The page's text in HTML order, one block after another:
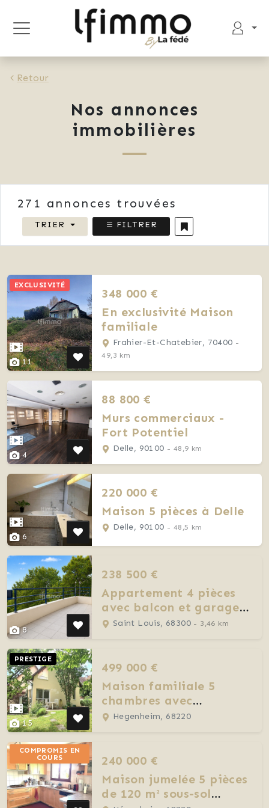
Retour
Nos annonces
immobilières
271 annonces trouvées
TRIER FILTRER
11
EXCLUSIVITÉ
348 000 €
En exclusivité Maison
familiale
Frahier-Et-Chatebier, 70400 -
49,3 km
4
88 800 €
Murs commerciaux -
Fort Potentiel
Delle, 90100 - 48,9 km
6
220 000 €
Maison 5 pièces à Delle
Delle, 90100 - 48,5 km
8
238 500 €
Appartement 4 pièces
avec balcon et garage –
Secteur frontalier
Saint Louis, 68300 - 3,46 km
15
PRESTIGE
499 000 €
Maison familiale 5
chambres avec
potentiel bi-famille –
Hegenheim, 68220
COMPROMIS EN
COURS
240 000 €
Maison jumelée 5 pièces
de 120 m² sous-sol